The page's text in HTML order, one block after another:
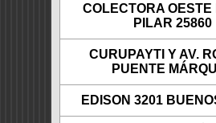
COLECTORA
PILAR 25860
CURUPAYTI Y AV.
PUENTE
EDISON 3201